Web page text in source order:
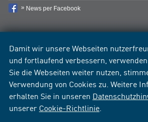
Damit wir unsere Webseiten
und fortlaufend verbessern,
Sie die Webseiten weiter nutzen,
Verwendung von Cookies zu. Weitere
erhalten Sie in unseren
unserer Cookie-Richtlinie
News per Facebook